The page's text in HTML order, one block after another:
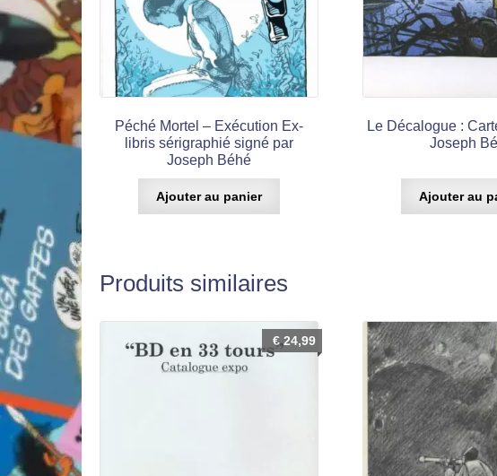
Péché Mortel – Exécution Ex-
libris sérigraphié signé par
Joseph Béhé
Ajouter au panier
Le Décalogue :
Joseph
Ajouter au
Produits similaires
€24,99